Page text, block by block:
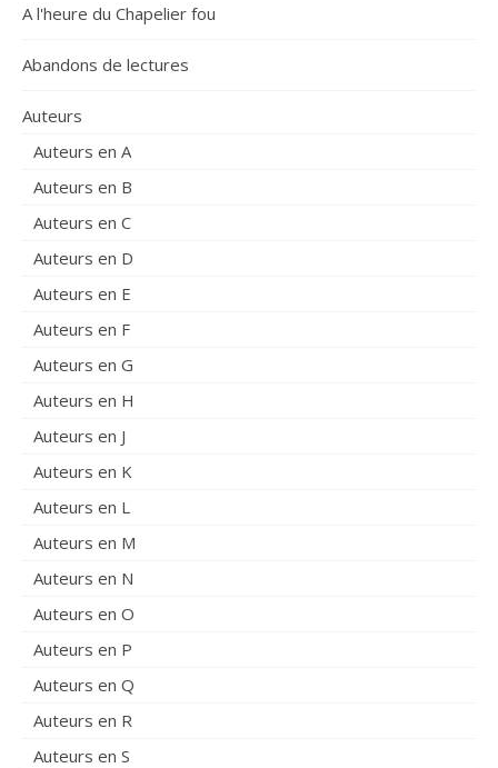
A l'heure du Chapelier fou
Abandons de lectures
Auteurs
Auteurs en A
Auteurs en B
Auteurs en C
Auteurs en D
Auteurs en E
Auteurs en F
Auteurs en G
Auteurs en H
Auteurs en J
Auteurs en K
Auteurs en L
Auteurs en M
Auteurs en N
Auteurs en O
Auteurs en P
Auteurs en Q
Auteurs en R
Auteurs en S